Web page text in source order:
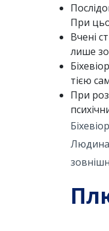
При
Вчені
лише
тією
При
Людина